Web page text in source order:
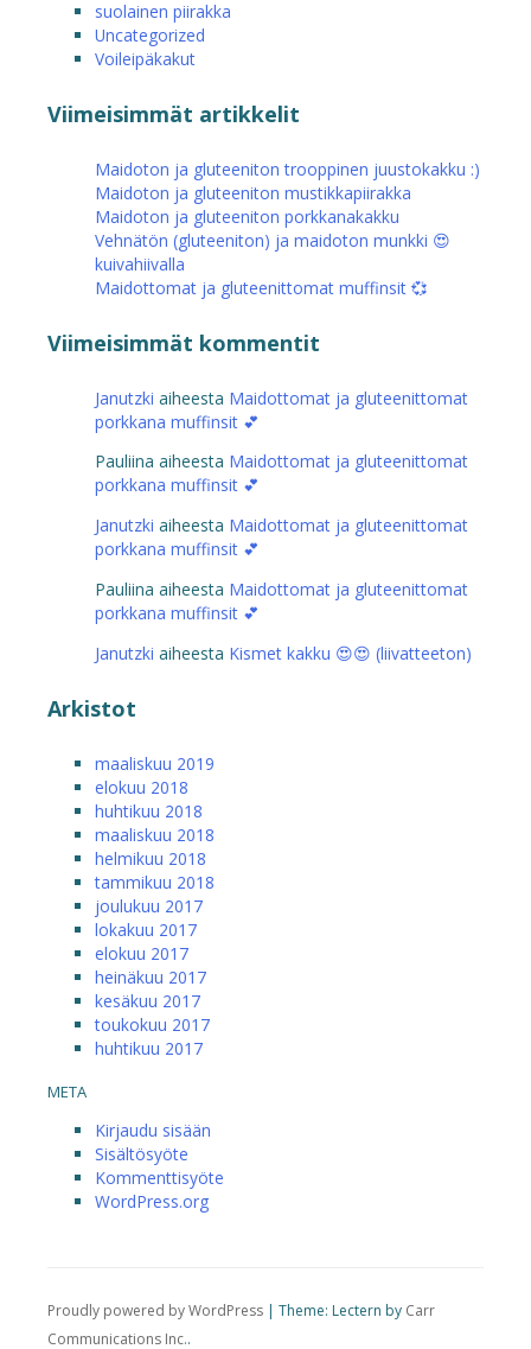
suolainen piirakka
Uncategorized
Voileipäkakut
Viimeisimmät artikkelit
Maidoton ja gluteeniton trooppinen juustokakku :)
Maidoton ja gluteeniton mustikkapiirakka
Maidoton ja gluteeniton porkkanakakku
Vehnätön (gluteeniton) ja maidoton munkki 😍
kuivahiivalla
Maidottomat ja gluteenittomat muffinsit 💞
Viimeisimmät kommentit
Janutzki aiheesta Maidottomat ja gluteenittomat
porkkana muffinsit 💕
Pauliina aiheesta Maidottomat ja gluteenittomat
porkkana muffinsit 💕
Janutzki aiheesta Maidottomat ja gluteenittomat
porkkana muffinsit 💕
Pauliina aiheesta Maidottomat ja gluteenittomat
porkkana muffinsit 💕
Janutzki aiheesta Kismet kakku 😍😍 (liivatteeton)
Arkistot
maaliskuu 2019
elokuu 2018
huhtikuu 2018
maaliskuu 2018
helmikuu 2018
tammikuu 2018
joulukuu 2017
lokakuu 2017
elokuu 2017
heinäkuu 2017
kesäkuu 2017
toukokuu 2017
huhtikuu 2017
META
Kirjaudu sisään
Sisältösyöte
Kommenttisyöte
WordPress.org
Proudly powered by WordPress | Theme: Lectern by Carr
Communications Inc..